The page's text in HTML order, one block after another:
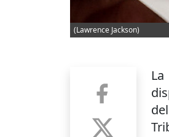
(Lawrence Jackson)